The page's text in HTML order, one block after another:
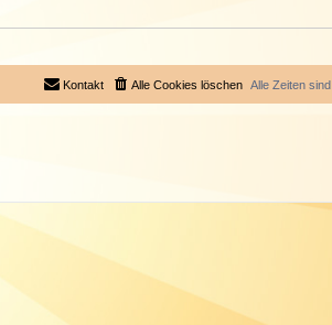
Alle Zeiten sind
Alle Cookies löschen
Kontakt